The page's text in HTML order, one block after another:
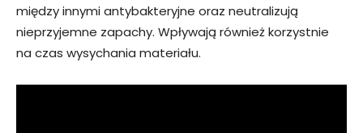
między innymi antybakteryjne oraz neutralizują
nieprzyjemne zapachy. Wpływają również korzystnie
na czas wysychania materiału.